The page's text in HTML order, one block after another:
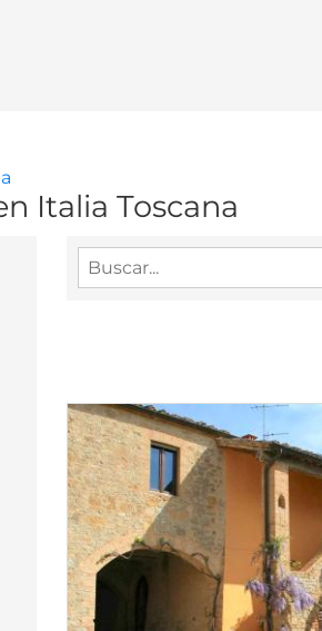
Italia Toscana
Dirección de correo